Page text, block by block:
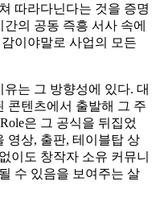
따라다닌다는 것을 증명
의 공동 즉흥 서사 속에
이야말로 사업의 모든
는 그 방향성에 있다. 대
콘텐츠에서 출발해 그 주
은 그 공식을 뒤집었
영상, 출판, 테이블탑 상
이도 창작자 소유 커뮤니
수 있음을 보여주는 살